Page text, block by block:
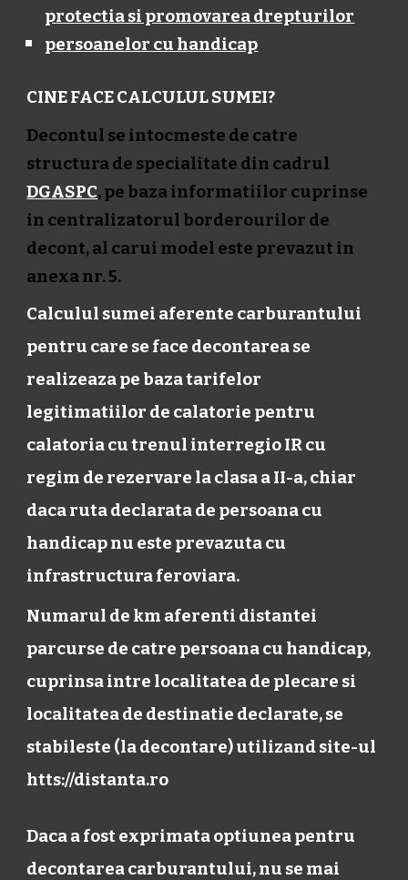
protectia si promovarea drepturilor
persoanelor cu handicap
CINE FACE CALCULUL SUMEI?
Decontul se intocmeste de catre
structura de specialitate din cadrul
DGASPC, pe baza informatiilor cuprinse
in centralizatorul borderourilor de
decont, al carui model este prevazut in
anexa nr. 5.
Calculul sumei aferente carburantului
pentru care se face decontarea se
realizeaza pe baza tarifelor
legitimatiilor de calatorie pentru
calatoria cu trenul interregio IR cu
regim de rezervare la clasa a II-a, chiar
daca ruta declarata de persoana cu
handicap nu este prevazuta cu
infrastructura feroviara.
Numarul de km aferenti distantei
parcurse de catre persoana cu handicap,
cuprinsa intre localitatea de plecare si
localitatea de destinatie declarate, se
stabileste (la decontare) utilizand site-ul
htts://distanta.ro
Daca a fost exprimata optiunea pentru
decontarea carburantului, nu se mai